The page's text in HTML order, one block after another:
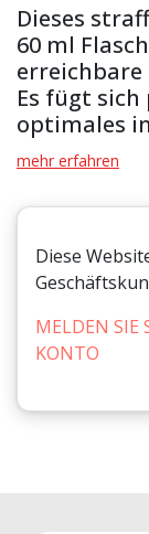
Dieses
60 ml
Es fügt
optimales
mehr erfahren
Diese
MELDEN SIE
KONTO